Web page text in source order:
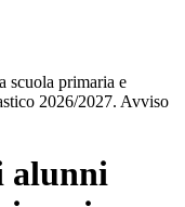
scuola primaria e
2026/2027. Avviso
alunni